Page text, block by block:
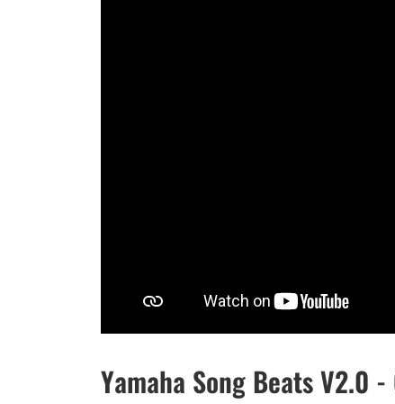
Yamaha Song Beats V2.0